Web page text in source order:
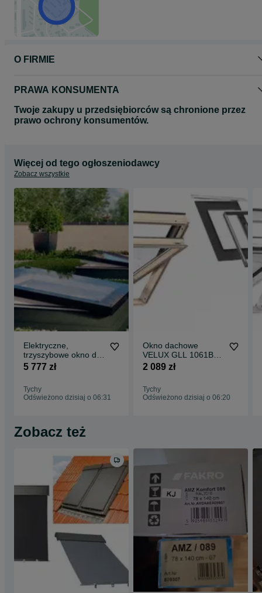
Przy zamówieniu wskazane jest podanie numeru z tabliczki
znamionowej okna,.
Możliwa wysyłka kurierem.
Firma „FUGAZI” powstała w 1996r.
Jesteśmy bezpośrednim dystrybutorem produktów FAKRO,
Szersza oferta na:
O FIRMIE
PRAWA KONSUMENTA
Twoje zakupy u przedsiębiorców są chronione przez
prawo ochrony konsumentów.
Więcej od tego ogłoszeniodawcy
Zobacz wszystkie
Elektryczne,
trzyszybowe okno do
dachu płaskiego
5 777 zł
Tychy
Odświeżono dzisiaj o 06:31
Okno dachowe
VELUX GLL 1061B
78x140+kołnierz EDW
2 089 zł
Tychy
Odświeżono dzisiaj o 06:20
Zobacz też